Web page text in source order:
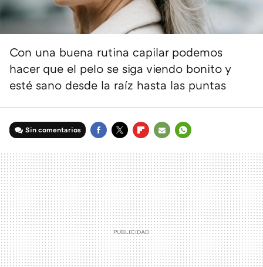
Con una buena rutina capilar podemos
hacer que el pelo se siga viendo bonito y
esté sano desde la raíz hasta las puntas
Sin comentarios
MAIL